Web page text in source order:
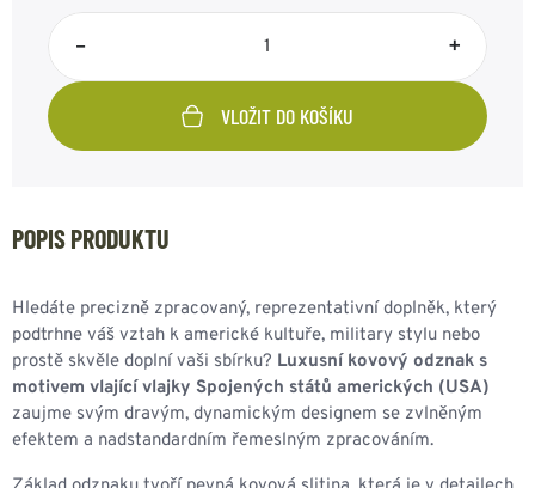
– +
VLOŽIT DO KOŠÍKU
POPIS PRODUKTU
Hledáte precizně zpracovaný, reprezentativní doplněk, který
podtrhne váš vztah k americké kultuře, military stylu nebo
prostě skvěle doplní vaši sbírku? Luxusní kovový odznak s
motivem vlající vlajky Spojených států amerických (USA)
zaujme svým dravým, dynamickým designem se zvlněným
efektem a nadstandardním řemeslným zpracováním.